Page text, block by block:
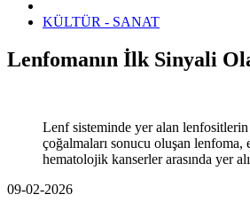
KÜLTÜR - SANAT
Lenfomanın İlk Sinyali
Lenf sisteminde yer alan
çoğalmaları sonucu oluşan lenfoma,
hematolojik kanserler arasında yer
09-02-2026